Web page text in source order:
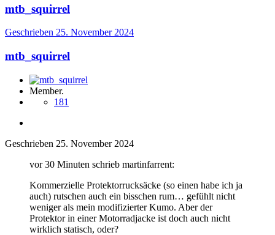
mtb_squirrel
Geschrieben 25. November 2024
mtb_squirrel
Member.
181
Geschrieben 25. November 2024
vor 30 Minuten schrieb martinfarrent:
Kommerzielle Protektorrucksäcke (so einen habe ich ja
auch) rutschen auch ein bisschen rum… gefühlt nicht
weniger als mein modifizierter Kumo. Aber der
Protektor in einer Motorradjacke ist doch auch nicht
wirklich statisch, oder?